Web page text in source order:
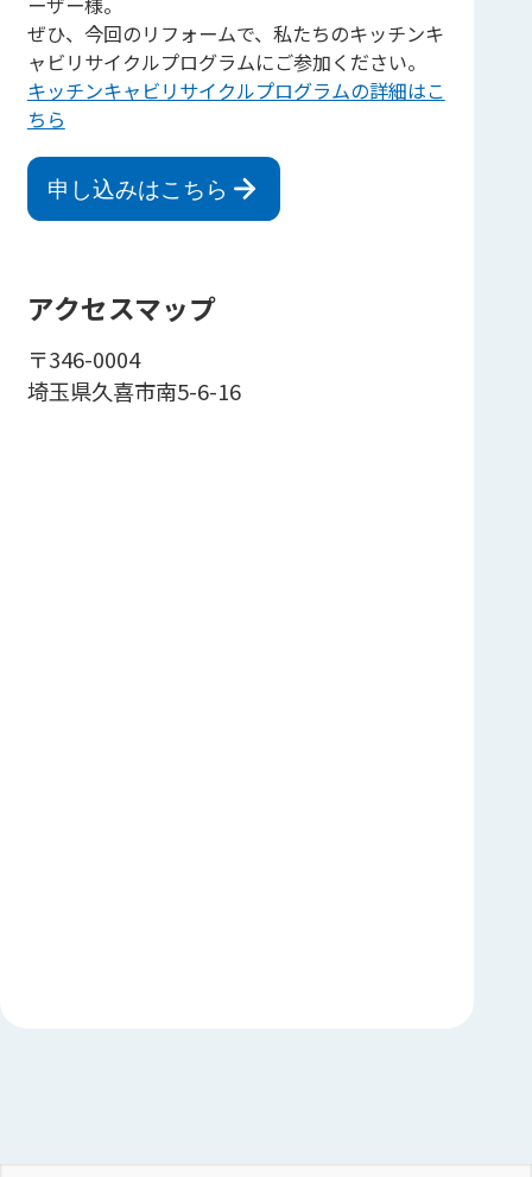
ぜひ、今回のリフォームで、私たちのキッチンキ
ャビリサイクルプログラムにご参加ください。
キッチンキャビリサイクルプログラムの詳細はこ
ちら
申し込みはこちら
アクセスマップ
〒346-0004
埼玉県久喜市南5-6-16